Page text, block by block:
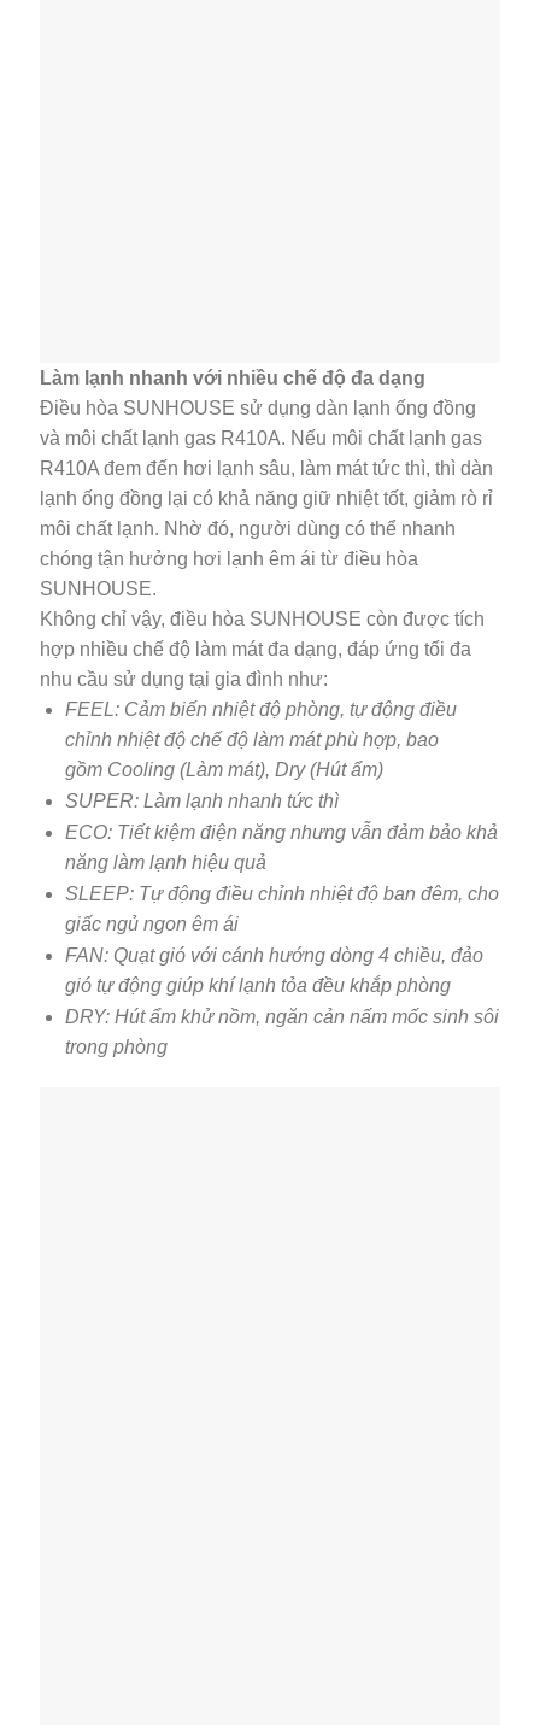
Làm lạnh nhanh với nhiều chế độ đa dạng
Điều hòa SUNHOUSE sử dụng dàn lạnh ống đồng
và môi chất lạnh gas R410A. Nếu môi chất lạnh gas
R410A đem đến hơi lạnh sâu, làm mát tức thì, thì dàn
lạnh ống đồng lại có khả năng giữ nhiệt tốt, giảm rò rỉ
môi chất lạnh. Nhờ đó, người dùng có thể nhanh
chóng tận hưởng hơi lạnh êm ái từ điều hòa
SUNHOUSE.
Không chỉ vậy, điều hòa SUNHOUSE còn được tích
hợp nhiều chế độ làm mát đa dạng, đáp ứng tối đa
nhu cầu sử dụng tại gia đình như:
FEEL: Cảm biến nhiệt độ phòng, tự động điều
chỉnh nhiệt độ chế độ làm mát phù hợp, bao
gồm Cooling (Làm mát), Dry (Hút ẩm)
SUPER: Làm lạnh nhanh tức thì
ECO: Tiết kiệm điện năng nhưng vẫn đảm bảo khả
năng làm lạnh hiệu quả
SLEEP: Tự động điều chỉnh nhiệt độ ban đêm, cho
giấc ngủ ngon êm ái
FAN: Quạt gió với cánh hướng dòng 4 chiều, đảo
gió tự động giúp khí lạnh tỏa đều khắp phòng
DRY: Hút ẩm khử nồm, ngăn cản nấm mốc sinh sôi
trong phòng